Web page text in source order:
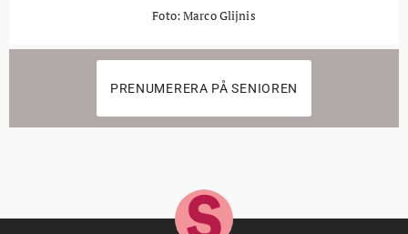
Foto: Marco Glijnis
PRENUMERERA PÅ SENIOREN